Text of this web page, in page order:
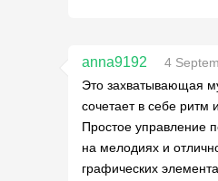
anna9192
4
Это захватывающая
сочетает в себе ритм
Простое управление
на мелодиях и
графических